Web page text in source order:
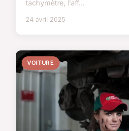
tachymètre, l'aff...
24 avril 2025
VOITURE